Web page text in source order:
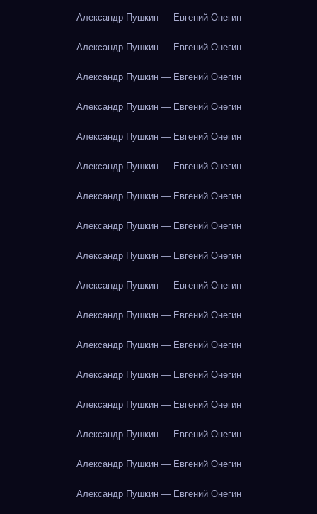
Александр Пушкин — Евгений Онегин
Александр Пушкин — Евгений Онегин
Александр Пушкин — Евгений Онегин
Александр Пушкин — Евгений Онегин
Александр Пушкин — Евгений Онегин
Александр Пушкин — Евгений Онегин
Александр Пушкин — Евгений Онегин
Александр Пушкин — Евгений Онегин
Александр Пушкин — Евгений Онегин
Александр Пушкин — Евгений Онегин
Александр Пушкин — Евгений Онегин
Александр Пушкин — Евгений Онегин
Александр Пушкин — Евгений Онегин
Александр Пушкин — Евгений Онегин
Александр Пушкин — Евгений Онегин
Александр Пушкин — Евгений Онегин
Александр Пушкин — Евгений Онегин